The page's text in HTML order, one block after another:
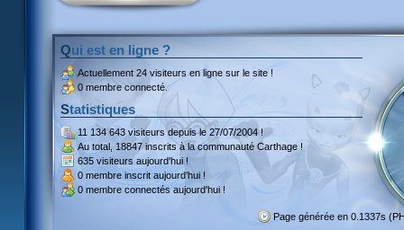
Qui est en ligne ?
Actuellement 24 visiteurs en ligne sur le site !
0 membre connecté.
Statistiques
11 134 643 visiteursdepuis le 27/07/2004 !
Au total, 18847 inscritsà la communauté Carthage !
635 visiteurs aujourd'hui !
0 membre inscrit aujourd'hui !
0 membre connectés aujourd'hui !
Page générée en 0.1337s